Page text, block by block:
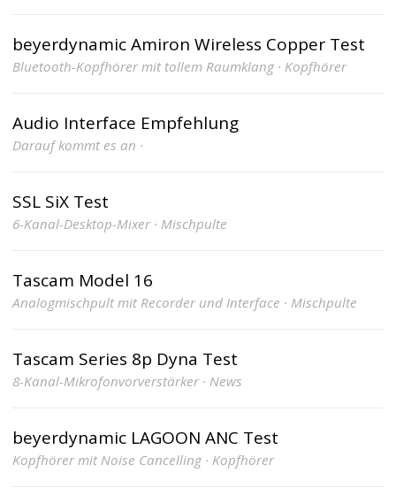
beyerdynamic Amiron Wireless Copper Test
Bluetooth-Kopfhörer mit tollem Raumklang · Kopfhörer
Audio Interface Empfehlung
Darauf kommt es an ·
SSL SiX Test
6-Kanal-Desktop-Mixer · Mischpulte
Tascam Model 16
Analogmischpult mit Recorder und Interface · Mischpulte
Tascam Series 8p Dyna Test
8-Kanal-Mikrofonvorverstärker · News
beyerdynamic LAGOON ANC Test
Kopfhörer mit Noise Cancelling · Kopfhörer